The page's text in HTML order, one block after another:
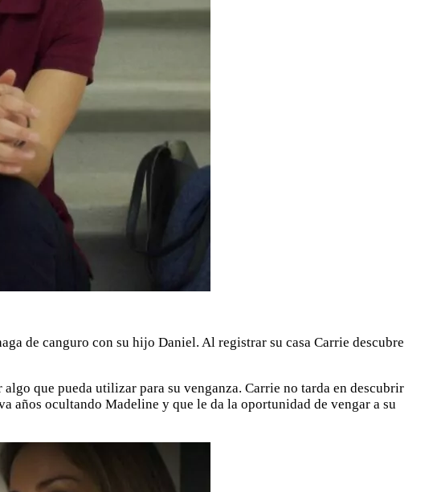
de canguro con su hijo Daniel. Al registrar su casa Carrie descubre
que pueda utilizar para su venganza. Carrie no tarda en descubrir
años ocultando Madeline y que le da la oportunidad de vengar a su